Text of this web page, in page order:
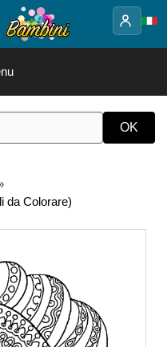
da Colorare)